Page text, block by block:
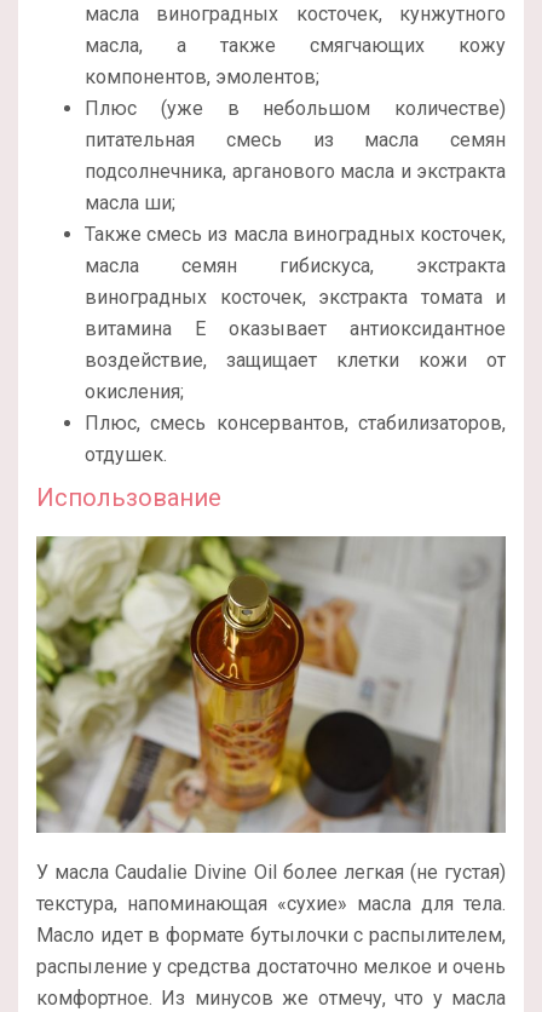
масла виноградных косточек, кунжутного
масла, а также смягчающих кожу
компонентов, эмолентов;
Плюс (уже в небольшом количестве)
питательная смесь из масла семян
подсолнечника, арганового масла и экстракта
масла ши;
Также смесь из масла виноградных косточек,
масла семян гибискуса, экстракта
виноградных косточек, экстракта томата и
витамина Е оказывает антиоксидантное
воздействие, защищает клетки кожи от
окисления;
Плюс, смесь консервантов, стабилизаторов,
отдушек.
Использование
У масла Caudalie Divine Oil более легкая (не густая)
текстура, напоминающая «сухие» масла для тела.
Масло идет в формате бутылочки с распылителем,
распыление у средства достаточно мелкое и очень
комфортное. Из минусов же отмечу, что у масла